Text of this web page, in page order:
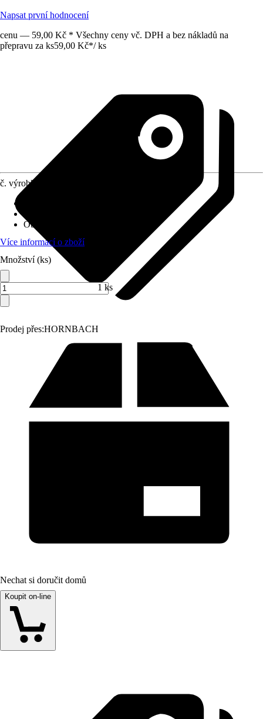
Napsat první hodnocení
cenu — 59,00 Kč * Všechny ceny vč. DPH a bez nákladů na
přepravu za ks59,00 Kč*/ ks
Prodej přes:HORNBACH
č. výrobku
Obsah
Více informací o zboží
Množství (ks)
1 ks
Nechat si doručit domů
Koupit on-line